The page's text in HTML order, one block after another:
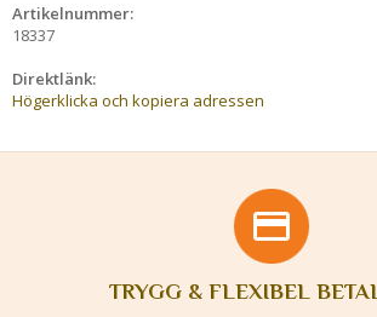
Artikelnummer:
18337
Direktlänk:
Högerklicka och kopiera adressen
TRYGG & FLEXIBEL